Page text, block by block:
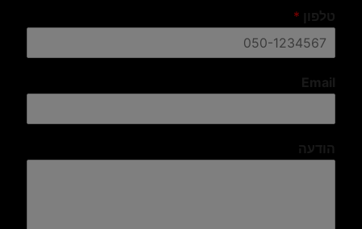
טלפון *
Email
הודעה